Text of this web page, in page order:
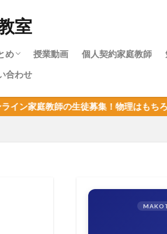
室
を受験に
め
とめ
授業動画 個人契約家庭教師
合わせ
徒募集！物理はもちろん、他教科の指